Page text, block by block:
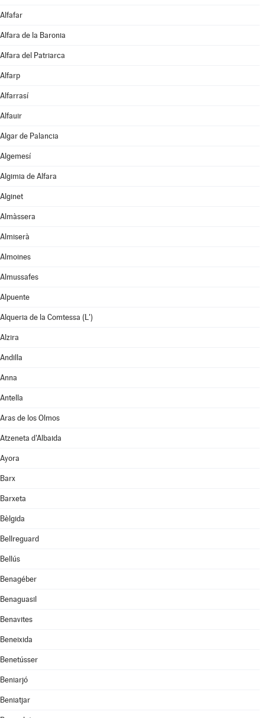
Alfafar
Alfara de la Baronia
Alfara del Patriarca
Alfarp
Alfarrasí
Alfauir
Algar de Palancia
Algemesí
Algimia de Alfara
Alginet
Almàssera
Almiserà
Almoines
Almussafes
Alpuente
Alqueria de la Comtessa (L')
Alzira
Andilla
Anna
Antella
Aras de los Olmos
Atzeneta d'Albaida
Ayora
Barx
Barxeta
Bèlgida
Bellreguard
Bellús
Benagéber
Benaguasil
Benavites
Beneixida
Benetússer
Beniarjó
Beniatjar